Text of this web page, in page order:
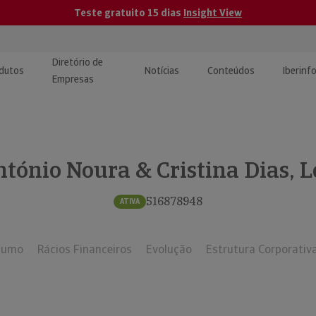
Teste gratuito 15 dias Insight View
e Monitorização de
Diretório de
Empresas
Notícias Conteúdos
| Estudos e
Noura & Cristina Dias,
ATIVA 516878948
Rácios Financeiros Evolução Estrutura Corporativa